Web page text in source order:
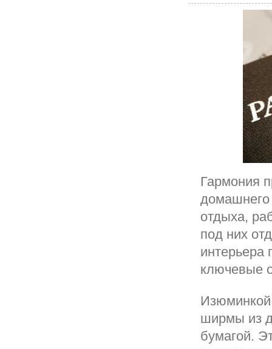
Гармония
отдыха,
под них
интерьера
ключевые
Изюминкой
ширмы из
бумагой.